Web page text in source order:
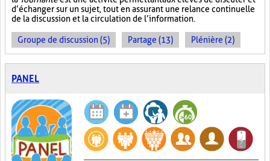
d’échanger sur un sujet, tout en assurant une relance continuelle
de la discussion et la circulation de l’information.
Groupe de discussion (5) Partage (13) Plénière (2)
PANEL